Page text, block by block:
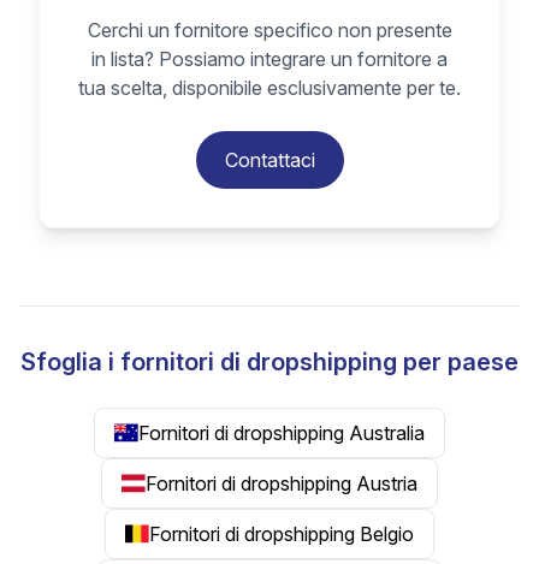
Cerchi un fornitore specifico non presente
in lista? Possiamo integrare un fornitore a
tua scelta, disponibile esclusivamente per te.
Contattaci
Sfoglia i fornitori di dropshipping per paese
Fornitori di dropshipping Australia
Fornitori di dropshipping Austria
Fornitori di dropshipping Belgio